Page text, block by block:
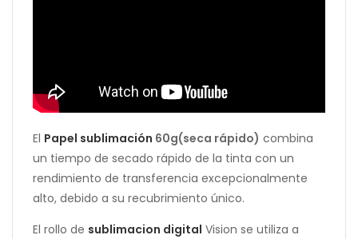
El Papel sublimación 60g(seca rápido) combina
un tiempo de secado rápido de la tinta con un
rendimiento de transferencia excepcionalmente
alto, debido a su recubrimiento único.
El rollo de sublimacion digital Vision se utiliza a